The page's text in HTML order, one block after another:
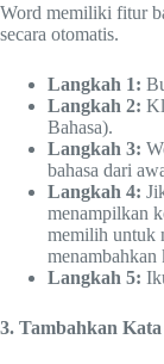
Word memiliki fitur
secara otomatis.
Langkah 1:
Langkah 2:
Bahasa).
Langkah 3:
bahasa dari
Langkah 4:
menampilkan
memilih untuk
menambahkan
Langkah 5:
3. Tambahkan